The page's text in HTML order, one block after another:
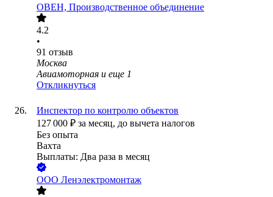
ОВЕН, Производственное объединение
4.2
•
91 отзыв
Москва
Авиамоторная и еще 1
Откликнуться
Инспектор по контролю объектов
127 000 ₽ за месяц, до вычета налогов
Без опыта
Вахта
Выплаты: Два раза в месяц
ООО Ленэлектромонтаж